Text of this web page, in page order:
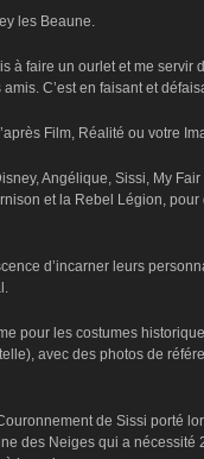
les Beaune.
à faire un ourlet et me servir
C’est en faisant et
Film, Réalité ou votre
Angélique, Sissi, My
et la Rebel Légion,
d’incarner leurs
pour les costumes
avec des photos de
de Sissi porté
des Neiges qui a nécessité